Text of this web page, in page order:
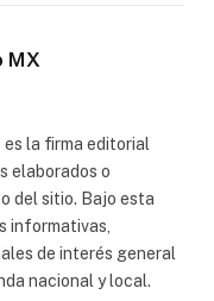
MX
es la firma editorial
elaborados o
del sitio. Bajo esta
informativas,
de interés general
nacional y local.